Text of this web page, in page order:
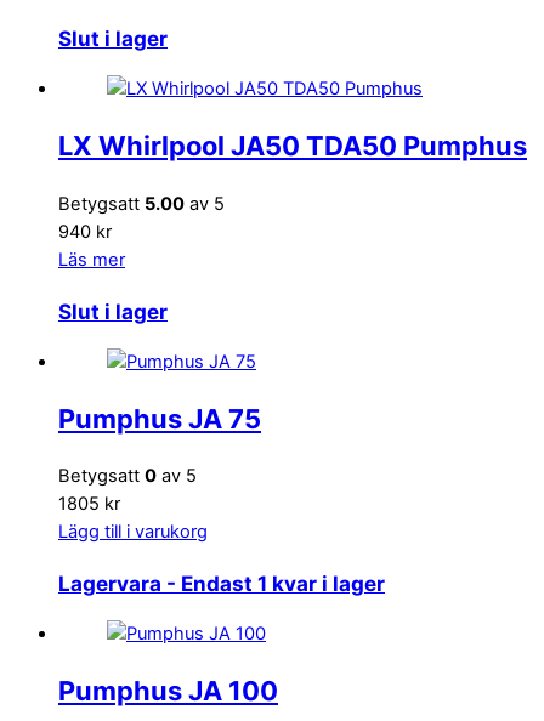
Slut i lager
LX Whirlpool JA50 TDA50 Pumphus
Betygsatt 5.00 av 5
940 kr
Läs mer
Slut i lager
Pumphus JA 75
Betygsatt 0 av 5
1805 kr
Lägg till i varukorg
Lagervara - Endast 1 kvar i lager
Pumphus JA 100